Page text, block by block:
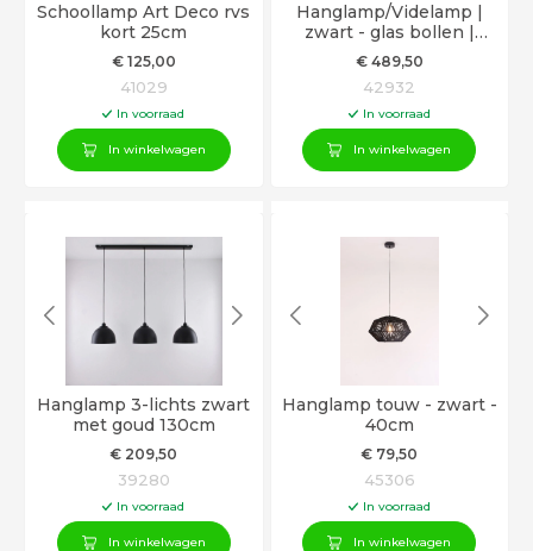
Schoollamp Art Deco rvs
kort 25cm
€125,00
41029
In voorraad
In winkelwagen
Hanglamp/Videlamp |
zwart - glas bollen |
340cm
€489,50
42932
In voorraad
In winkelwagen
Hanglamp 3-lichts zwart
met goud 130cm
€ 209,50
39280
In voorraad
In winkelwagen
Hanglamp touw - zwart -
40cm
€ 79,50
45306
In voorraad
In winkelwagen